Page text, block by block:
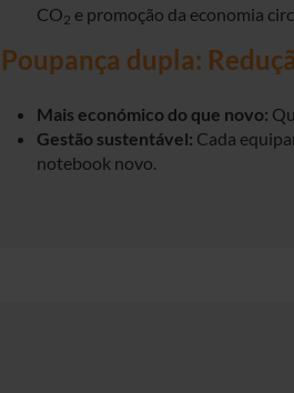
CO2 e promoção da economia
Poupança dupla:
Mais económico do que novo:
Gestão sustentável: Cada
notebook novo.